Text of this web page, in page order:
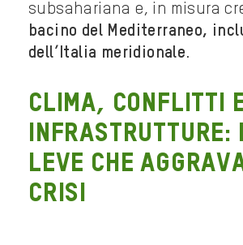
subsahariana e, in misura
bacino del Mediterraneo,
dell’Italia meridionale.
Clima, conflitti
infrastrutture:
leve che
crisi